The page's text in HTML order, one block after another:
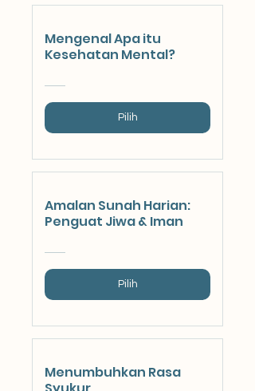
Mengenal Apa itu
Kesehatan Mental?
Pilih
Amalan Sunah Harian:
Penguat Jiwa & Iman
Pilih
Menumbuhkan Rasa